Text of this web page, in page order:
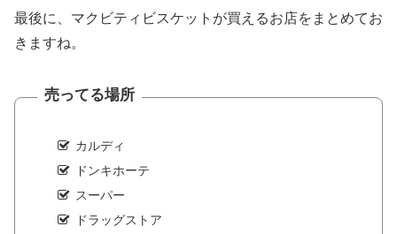
最後に、マクビティビスケットが買えるお店をまとめてお
きますね。
売ってる場所
カルディ
ドンキホーテ
スーパー
ドラッグストア